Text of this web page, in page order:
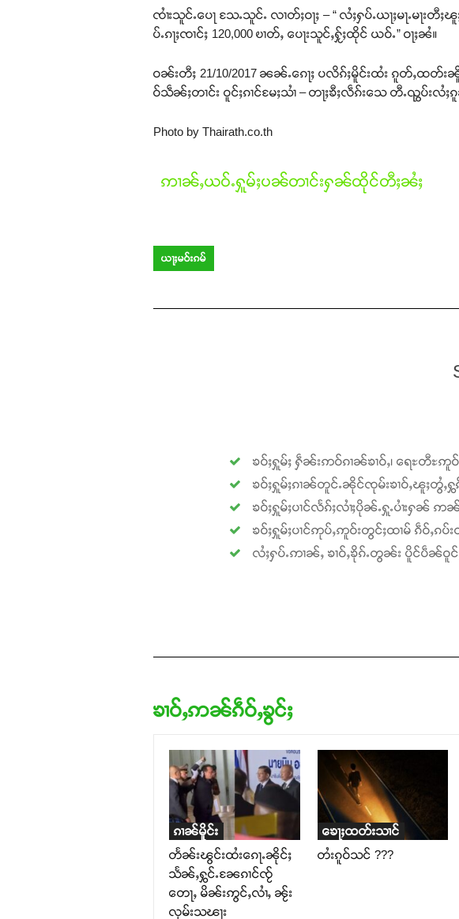
ၸၢႆးသူင်ႉပေႃ သႄႉသူင်ႉ လၢတ်ႈဝႃႈ – “ လႆႈႁပ်ႉယႃႈမႃႉမႃ
ပ်ႉၵႃႈၸၢင်ႈ 120,000 ၿၢတ်ႇ ပေႃးသူင်ႇႁႂ်ႈထိုင် ယဝ်ႉ” ဝႃႈၼႆ။
ဝၼ်းတီႈ 21/10/2017 ၼၼ်ႉၵေႃႈ ပလိၵ်ႈမိူင်းထႆး ၵူတ်ႇထတ်
ဝ်သဵၼ်ႈတၢင်း ဝူင်ႈၵၢင်မႄႈသၢႆ – တႃႈၶီႈလဵၵ်းသေ တီႉၺွပ်းလႆ
Photo by Thairath.co.th
ဢၢၼ်ႇယဝ်ႉႁူမ်ႈပၼ်တၢင်းႁၼ်ထိုင်တီႈၼႆႈ
ယႃႈမဝ်းၵမ်
ၶဝ်ႈႁူမ်ႈ ႁဵၼ်းဢဝ်ၵၢၼ်ၶၢဝ်ႇ၊ ရေႊတီႊဢူ
ၶဝ်ႈႁူမ်ႈၵၢၼ်တူင်ႉၼိုင်ၸုမ်းၶၢဝ်ႇၽူႈတွႆႇ
ၶဝ်ႈႁူမ်ႈပၢင်လႅၵ်ႈလၢႆႈပိုၼ်ႉႁူႉပၢႆးႁၼ်
ၶဝ်ႈႁူမ်ႈပၢင်ဢုပ်ႇဢူဝ်းတွင်ႈထၢမ် ၵဵဝ်ႇၵပ်း
လႆႈႁပ်ႉဢၢၼ်ႇ ၶၢဝ်ႇၶိုၵ်ႉတွၼ်း ပိူင်ပဵၼ်ဝူ
ၶၢဝ်ႇဢၼ်ၵဵဝ်ႇၶွင်ႈ
ၵၢၼ်မိူင်း
တႅၼ်းၽွင်းထႆးၵေႃႉၼိုင်ႈ
သႅၼ်ႇႁွင်ႉၼႄၵၢင်ၸႂ်
တေႃႇ မိၼ်းဢွင်ႇလၢႆႇ ၼႂ်း
လုမ်းသၽႃး
ၶေႃႈထတ်းသၢင်
တႆးၵူဝ်သင် ???